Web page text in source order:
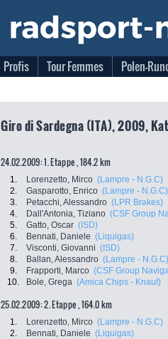
Profis Tour Femmes Polen-
Giro di Sardegna (ITA), 2009,
24.02.2009: 1. Etappe , 184.2 km
1. Lorenzetto, Mirco (Lampre - N.G.C)
2.
Gasparotto, Enrico (Lampre - N.G.C)
3.
Petacchi, Alessandro (LPR Brakes)
4.
Dall'Antonia, Tiziano (CSF Group
5.
Gatto, Oscar (ISD)
6.
Bennati, Daniele (Liquigas)
7.
Visconti, Giovanni (ISD)
8.
Ballan, Alessandro (Lampre - N.G.C)
9.
Frapporti, Marco (CSF Group
10.
Bole, Grega (Amica Chips - Knauf)
25.02.2009: 2. Etappe , 164.0 km
1. Lorenzetto, Mirco (Lampre - N.G.C)
2.
Bennati, Daniele (Liquigas)